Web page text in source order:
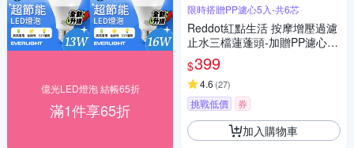
億光LED燈泡 結帳65折
滿1件享65折
限時搭贈PP濾心5入-共6芯
Reddot紅點生活 按摩增壓過濾
止水三檔蓮蓬頭-加贈PP濾心5
入(共6芯)
$399
4.6 (27)
挑戰低價 券
加入購物車